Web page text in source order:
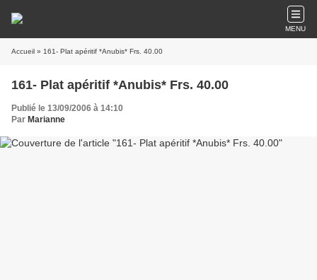
MENU
Accueil » 161- Plat apéritif *Anubis* Frs. 40.00
161- Plat apéritif *Anubis* Frs. 40.00
Publié le 13/09/2006 à 14:10
Par Marianne